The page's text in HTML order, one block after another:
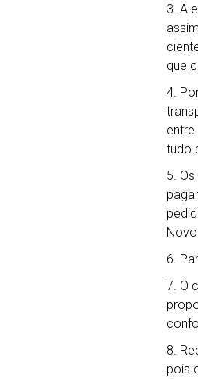
3. A
que
4.
tudo
5.
Novo
6.
7. O
8.
pois